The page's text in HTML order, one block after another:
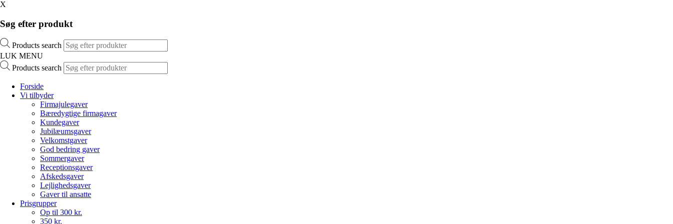
X
Søg efter produkt
Products search
LUK MENU
Products search
Forside
Vi tilbyder
Firmajulegaver
Bæredygtige firmagaver
Kundegaver
Jubilæumsgaver
Velkomstgaver
God bedring gaver
Sommergaver
Receptionsgaver
Afskedsgaver
Lejlighedsgaver
Gaver til ansatte
Prisgrupper
Op til 300 kr.
350 kr.